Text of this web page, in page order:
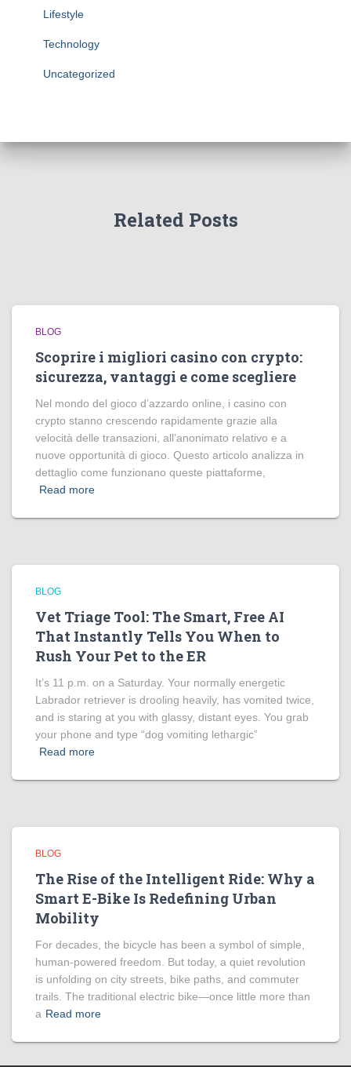
Lifestyle
Technology
Uncategorized
Related Posts
BLOG
Scoprire i migliori casino con crypto:
sicurezza, vantaggi e come scegliere
Nel mondo del gioco d’azzardo online, i casino con
crypto stanno crescendo rapidamente grazie alla
velocità delle transazioni, all’anonimato relativo e a
nuove opportunità di gioco. Questo articolo analizza in
dettaglio come funzionano queste piattaforme,
Read more
BLOG
Vet Triage Tool: The Smart, Free AI
That Instantly Tells You When to
Rush Your Pet to the ER
It’s 11 p.m. on a Saturday. Your normally energetic
Labrador retriever is drooling heavily, has vomited twice,
and is staring at you with glassy, distant eyes. You grab
your phone and type “dog vomiting lethargic”
Read more
BLOG
The Rise of the Intelligent Ride: Why a
Smart E-Bike Is Redefining Urban
Mobility
For decades, the bicycle has been a symbol of simple,
human-powered freedom. But today, a quiet revolution
is unfolding on city streets, bike paths, and commuter
trails. The traditional electric bike—once little more than
a Read more